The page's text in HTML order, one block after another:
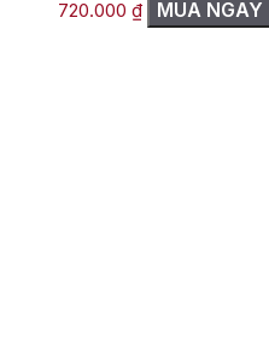
720.000 ₫ MUA NGAY